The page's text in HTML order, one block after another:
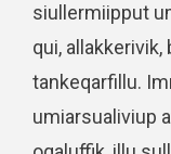
siullermiipput
qui,
tankeqarfillu.
umiarsualiviup